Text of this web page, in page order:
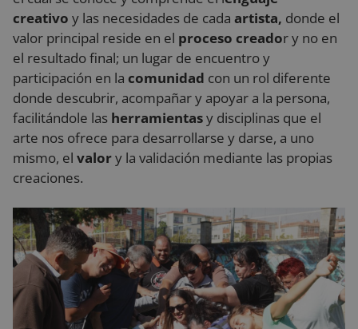
creativo y las necesidades de cada artista, donde el
valor principal reside en el proceso creador y no en
el resultado final; un lugar de encuentro y
participación en la comunidad con un rol diferente
donde descubrir, acompañar y apoyar a la persona,
facilitándole las herramientasy disciplinas que el
arte nos ofrece para desarrollarse y darse, a uno
mismo, el valory la validación mediante las propias
creaciones.